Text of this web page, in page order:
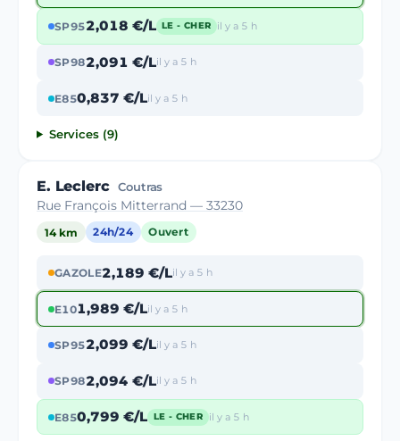
SP952,018 €/L LE - CHER il y a 5 h
SP982,091 €/Lil y a 5 h
E850,837 €/Lil y a 5 h
Services (9)
E. Leclerc Coutras
Rue François Mitterrand — 33230
14 km 24h/24 Ouvert
GAZOLE2,189 €/Lil y a 5 h
E101,989 €/Lil y a 5 h
SP952,099 €/Lil y a 5 h
SP982,094 €/Lil y a 5 h
E850,799 €/L LE - CHER il y a 5 h